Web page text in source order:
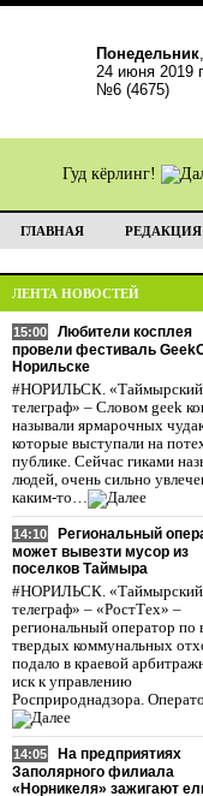
Понедельник,
24 июня 2019
№6 (4675)
Гуд кёрлинг!
ГЛАВНАЯ РЕДАКЦИЯ
ЛЕНТА НОВОСТЕЙ
15:00
Любители косплея
провели фестиваль
Норильске
#НОРИЛЬСК. «Таймырский
телеграф» – Словом geek
называли ярмарочных
которые выступали на
публике. Сейчас гиками
людей, очень сильно
каким-то…
14:10
Региональный
может вывезти мусор из
поселков Таймыра
#НОРИЛЬСК. «Таймырский
телеграф» – «РостТех» –
региональный оператор по
твердых коммунальных
подало в краевой
иск к управлению
Росприроднадзора.
14:05
На предприятиях
Заполярного филиала
«Норникеля» зажигают